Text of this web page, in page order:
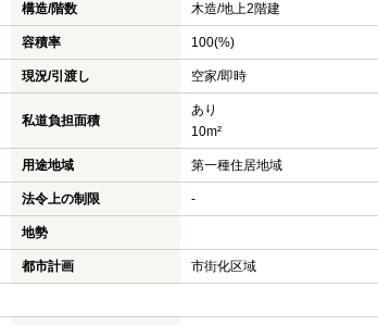
構造/階数 木造/地上2階建
容積率 100(%)
現況/引渡し 空家/即時
私道負担面積
あり
10m²
用途地域 第一種住居地域
法令上の制限 -
地勢
都市計画 市街化区域